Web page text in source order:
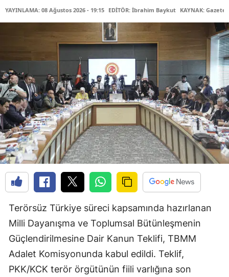
YAYINLAMA: 08 Ağustos 2026 - 19:15 EDİTÖR: İbrahim Baykut KAYNAK:
Terörsüz Türkiye süreci kapsamında hazırlanan
Milli Dayanışma ve Toplumsal Bütünleşmenin
Güçlendirilmesine Dair Kanun Teklifi, TBMM
Adalet Komisyonunda kabul edildi. Teklif,
PKK/KCK terör örgütünün fiili varlığına son